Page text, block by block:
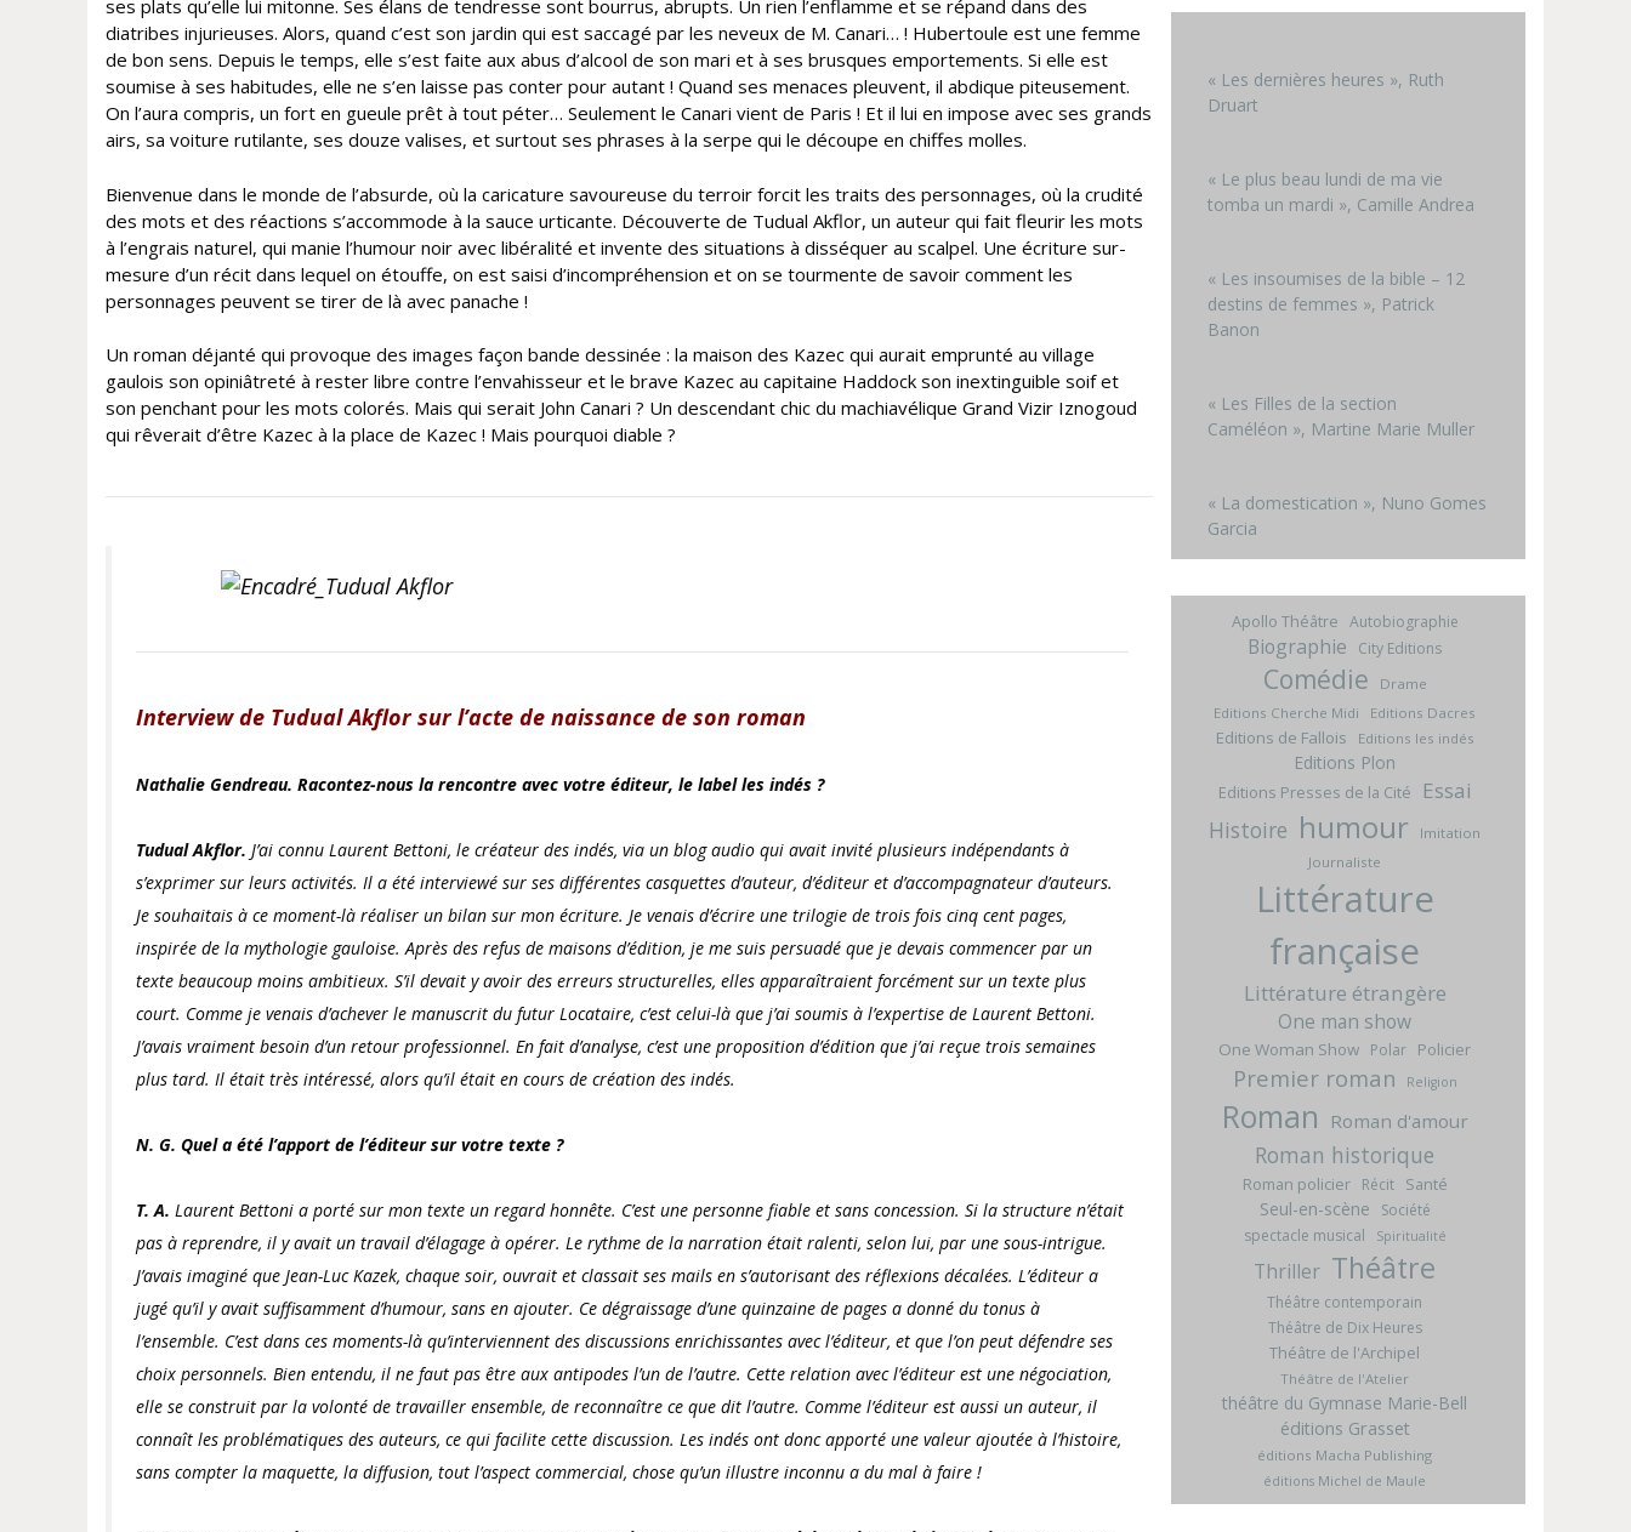
ses plats qu’elle lui mitonne. Ses élans de tendresse sont bourrus, abrupts. Un rien l’enflamme et se répand dans des
diatribes injurieuses. Alors, quand c’est son jardin qui est saccagé par les neveux de M. Canari… ! Hubertoule est une femme
de bon sens. Depuis le temps, elle s’est faite aux abus d’alcool de son mari et à ses brusques emportements. Si elle est
soumise à ses habitudes, elle ne s’en laisse pas conter pour autant ! Quand ses menaces pleuvent, il abdique piteusement.
On l’aura compris, un fort en gueule prêt à tout péter… Seulement le Canari vient de Paris ! Et il lui en impose avec ses grands
airs, sa voiture rutilante, ses douze valises, et surtout ses phrases à la serpe qui le découpe en chiffes molles.
Bienvenue dans le monde de l’absurde, où la caricature savoureuse du terroir forcit les traits des personnages, où la crudité
des mots et des réactions s’accommode à la sauce urticante. Découverte de Tudual Akflor, un auteur qui fait fleurir les mots
à l’engrais naturel, qui manie l’humour noir avec libéralité et invente des situations à disséquer au scalpel. Une écriture sur-
mesure d’un récit dans lequel on étouffe, on est saisi d’incompréhension et on se tourmente de savoir comment les
personnages peuvent se tirer de là avec panache !
Un roman déjanté qui provoque des images façon bande dessinée : la maison des Kazec qui aurait emprunté au village
gaulois son opiniâtreté à rester libre contre l’envahisseur et le brave Kazec au capitaine Haddock son inextinguible soif et
son penchant pour les mots colorés. Mais qui serait John Canari ? Un descendant chic du machiavélique Grand Vizir Iznogoud
qui rêverait d’être Kazec à la place de Kazec ! Mais pourquoi diable ?
Interview de Tudual Akflor sur l’acte de naissance de son roman
Nathalie Gendreau. Racontez-nous la rencontre avec votre éditeur, le labelles indés ?
Tudual Akflor. J’ai connu Laurent Bettoni, le créateur des indés, via un blog audio qui avait invité plusieurs indépendants à
s’exprimer sur leurs activités. Il a été interviewé sur ses différentes casquettes d’auteur, d’éditeur et d’accompagnateur d’auteurs.
Je souhaitais à ce moment-là réaliser un bilan sur mon écriture. Je venais d’écrire une trilogie de trois fois cinq cent pages,
inspirée de la mythologie gauloise. Après des refus de maisons d’édition, je me suis persuadé que je devais commencer par un
texte beaucoup moins ambitieux. S’il devait y avoir des erreurs structurelles, elles apparaîtraient forcément sur un texte plus
court. Comme je venais d’achever le manuscrit du futur Locataire, c’est celui-là que j’ai soumis à l’expertise de Laurent Bettoni.
J’avais vraiment besoin d’un retour professionnel. En fait d’analyse, c’est une proposition d’édition que j’ai reçue trois semaines
plus tard. Il était très intéressé, alors qu’il était en cours de création des indés.
N. G. Quel a été l’apport de l’éditeur sur votre texte ?
T. A. Laurent Bettoni a porté sur mon texte un regard honnête. C’est une personne fiable et sans concession. Si la structure n’était
pas à reprendre, il y avait un travail d’élagage à opérer. Le rythme de la narration était ralenti, selon lui, par une sous-intrigue.
J’avais imaginé que Jean-Luc Kazek, chaque soir, ouvrait et classait ses mails en s’autorisant des réflexions décalées. L’éditeur a
jugé qu’il y avait suffisamment d’humour, sans en ajouter. Ce dégraissage d’une quinzaine de pages a donné du tonus à
l’ensemble. C’est dans ces moments-là qu’interviennent des discussions enrichissantes avec l’éditeur, et que l’on peut défendre ses
choix personnels. Bien entendu, il ne faut pas être aux antipodes l’un de l’autre. Cette relation avec l’éditeur est une négociation,
elle se construit par la volonté de travailler ensemble, de reconnaître ce que dit l’autre. Comme l’éditeur est aussi un auteur, il
connaît les problématiques des auteurs, ce qui facilite cette discussion. Les indés ont donc apporté une valeur ajoutée à l’histoire,
sans compter la maquette, la diffusion, tout l’aspect commercial, chose qu’un illustre inconnu a du mal à faire !
« Les dernières heures », Ruth
Druart
« Le plus beau lundi de ma vie
tomba un mardi », Camille Andrea
« Les insoumises de la bible – 12
destins de femmes », Patrick
Banon
« Les Filles de la section
Caméléon », Martine Marie Muller
« La domestication », Nuno Gomes
Garcia
Apollo Théâtre Autobiographie
Biographie City Editions
Comédie
Drame
Editions Cherche Midi
Editions Dacres
Editions de Fallois Editions les indés
Editions Plon
Editions Presses de la Cité Essai
Histoire humour
Imitation
Journaliste
Littérature
française
Littérature étrangère
One man show
One Woman Show Polar Policier
Premier roman Religion
Roman Roman d'amour
Roman historique
Roman policier Récit Santé
Seul-en-scène
Société
spectacle musical
Spiritualité
Thriller Théâtre
Théâtre contemporain
Théâtre de Dix Heures
Théâtre de l'Archipel
Théâtre de l'Atelier
théâtre du Gymnase Marie-Bell
éditions Grasset
éditions Macha Publishing
éditions Michel de Maule